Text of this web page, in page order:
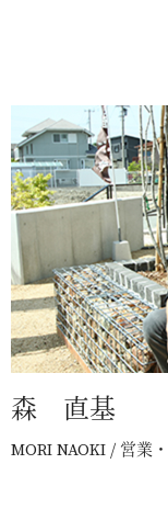
くり
施
ラ
モ
お
森 直基
MORI NAOKI / 営業